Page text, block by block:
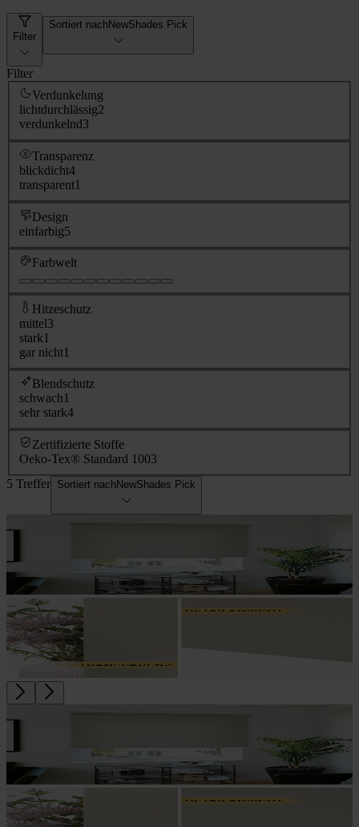
Filter
Sortiert nachNewShades Pick
Filter
Verdunkelung
lichtdurchlässig2
verdunkelnd3
Transparenz
blickdicht4
transparent1
Design
einfarbig5
Farbwelt
Hitzeschutz
mittel3
stark1
gar nicht1
Blendschutz
schwach1
sehr stark4
Zertifizierte Stoffe
Oeko-Tex® Standard 1003
5 Treffer Sortiert nachNewShades Pick